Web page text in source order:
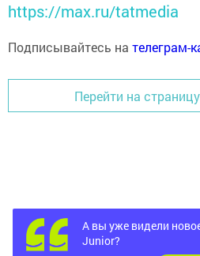
https://max.ru/tatmedia
Подписывайтесь на телеграм-
Перейти на
А вы уже видели
Junior?